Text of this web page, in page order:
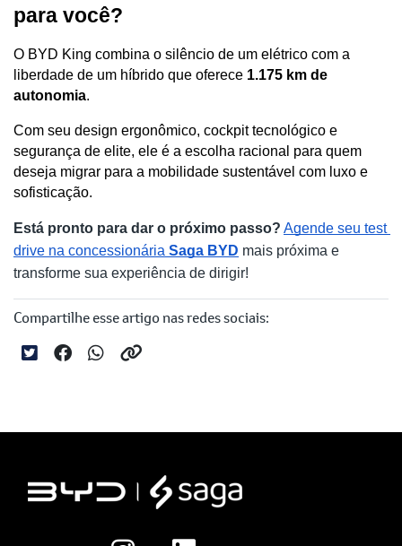
para você?
O BYD King combina o silêncio de um elétrico com a
liberdade de um híbrido que oferece 1.175 km de
autonomia.
Com seu design ergonômico, cockpit tecnológico e
segurança de elite, ele é a escolha racional para quem
deseja migrar para a mobilidade sustentável com luxo e
sofisticação.
Está pronto para dar o próximo passo? Agende seu test
drive na concessionária Saga BYD mais próxima e
transforme sua experiência de dirigir!
Compartilhe esse artigo nas redes sociais: